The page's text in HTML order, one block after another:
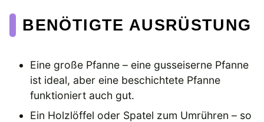
BENÖTIGTE AUSRÜSTUNG
Eine große Pfanne – eine gusseiserne Pfanne
ist ideal, aber eine beschichtete Pfanne
funktioniert auch gut.
Ein Holzlöffel oder Spatel zum Umrühren – so